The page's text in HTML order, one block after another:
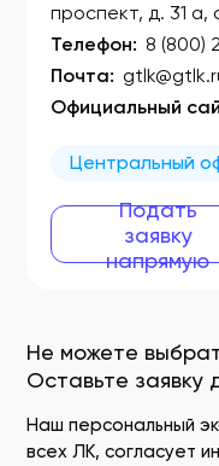
Не можете
Оставьте заявку
Наш персональный
всех ЛК, согласует
проспект, д. 31 а,
Телефон: 8 (800)
Почта:
Официальный
Центральный
Подать
заявку
напрямую